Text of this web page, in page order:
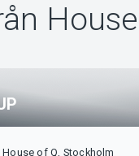
House of Q, Stockholm